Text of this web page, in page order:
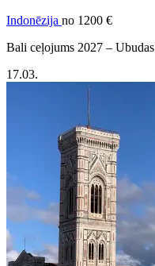
Indonēzija no 1200 €
Bali ceļojums 2027 –
17.03.